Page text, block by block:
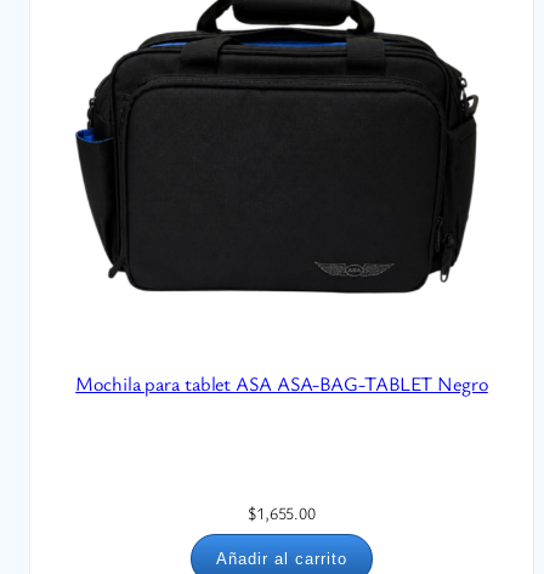
Mochila para tablet ASA ASA-BAG-TABLET Negro
$1,655.00
Añadir al carrito